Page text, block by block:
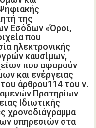
Ιδιωτικής
ακριβές
και
στα
(Β΄6890).
της
Εσόδων «Όροι,
που
ηλεκτρονικής
καυσίμων,
που αφορούν
και ενέργειας
άρθρου114 του ν.
Πρατηρίων
Ιδιωτικής
χρονοδιάγραμμα
υπηρεσιών στα